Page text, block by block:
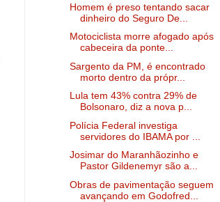
Homem é preso tentando sacar
dinheiro do Seguro De...
Motociclista morre afogado após
cabeceira da ponte...
Sargento da PM, é encontrado
morto dentro da própr...
Lula tem 43% contra 29% de
Bolsonaro, diz a nova p...
Polícia Federal investiga
servidores do IBAMA por ...
Josimar do Maranhãozinho e
Pastor Gildenemyr são a...
Obras de pavimentação seguem
avançando em Godofred...